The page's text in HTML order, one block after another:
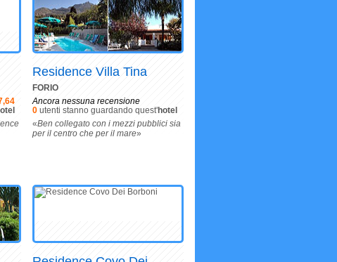
Residence Villa Tina
FORIO
Ancora nessuna recensione
0 utenti stanno guardando quest'hotel
«Ben collegato con i mezzi pubblici sia
per il centro che per il mare»